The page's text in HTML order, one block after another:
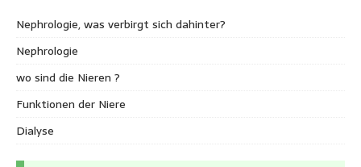
Nephrologie, was verbirgt sich dahinter?
Nephrologie
wo sind die Nieren ?
Funktionen der Niere
Dialyse